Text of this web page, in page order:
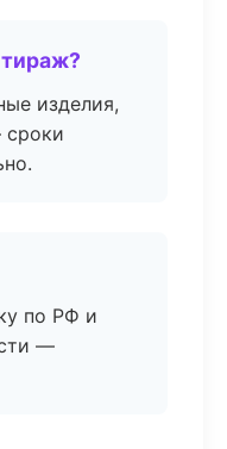
изделия,
по РФ и
—